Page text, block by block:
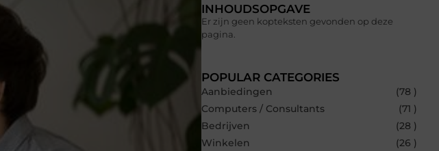
INHOUDSOPGAVE
Er zijn geen kopteksten gevonden op deze
pagina.
POPULAR CATEGORIES
Aanbiedingen
(78 )
Computers / Consultants
(71 )
Bedrijven
(28 )
Winkelen
(26 )